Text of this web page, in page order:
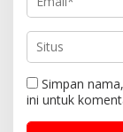
Simpan
ini untuk